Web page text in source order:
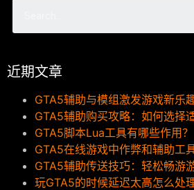
近期文章
GTA5辅助与模组激发游戏新乐
GTA5辅助购买攻略：如何选择
GTA5脚本Lua工具有哪些作用？
GTA5在线游戏中作弊和辅助工
GTA5辅助传送技巧：轻松畅游
玩GTA5的时候延迟太高怎么处理